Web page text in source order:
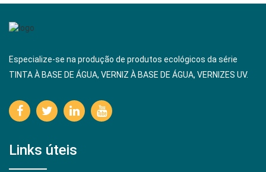
Especialize-se na produção de produtos ecológicos da série
TINTA À BASE DE ÁGUA, VERNIZ À BASE DE ÁGUA, VERNIZES UV.
Links úteis